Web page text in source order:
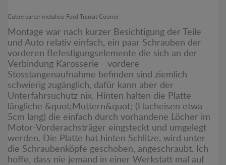
Cubre carter metalico Ford Transit Courier
Montage war nach kurzer Besichtigung der Teile
und Auto relativ einfach, ein paar Schrauben der
vorderen Befestigungselemente die sich an der
Verbindung Karosserie - vordere
Stosstangenaufnahme befinden sind ziemlich
schwierig zugänglich, dafür kann aber der
Unterfahrsuchutz nix. Hinten halten die Platte
längliche &quot;Muttern&quot; (Flacheisen etwa
5cm lang) die einfach durch vorhandene Löcher im
Motor-Vorderachsträger eingsteckt und umgelegt
werden. Die Platte hat hinten Schlitze, wird unter
die Schraubenköpfe geschoben, angeschraubt. Ich
hoffe, dass nie jemand in einer Werkstatt mal auf